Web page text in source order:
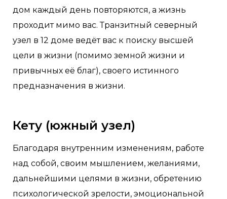
дом каждый день повторяются, а жизнь
проходит мимо вас. Транзитный северный
узел в 12 доме ведёт вас к поиску высшей
цели в жизни (помимо земной жизни и
привычных её благ), своего истинного
предназначения в жизни.
Кету (южный узел)
Благодаря внутренним изменениям, работе
над собой, своим мышлением, желаниями,
дальнейшими целями в жизни, обретению
психологической зрелости, эмоциональной